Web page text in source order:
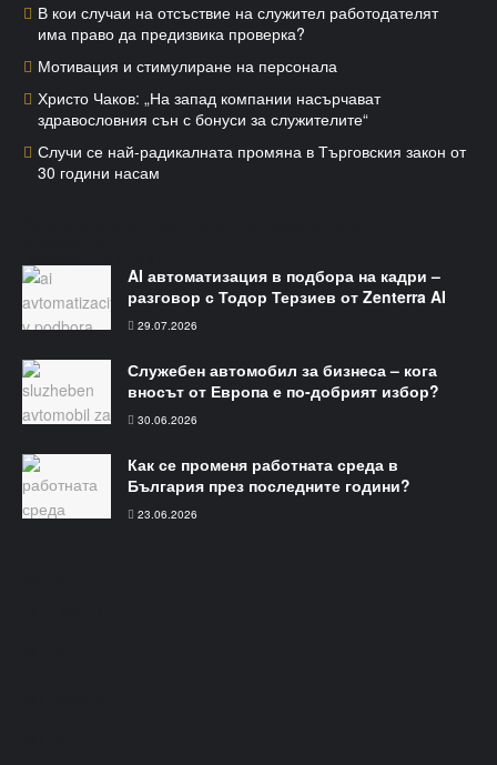
В кои случаи на отсъствие на служител работодателят
има право да предизвика проверка?
Мотивация и стимулиране на персонала
Христо Чаков: „На запад компании насърчават
здравословния сън с бонуси за служителите“
Случи се най-радикалната промяна в Търговския закон от
30 години насам
AI автоматизация в подбора на кадри –
разговор с Тодор Терзиев от Zenterra AI
29.07.2026
Служебен автомобил за бизнеса – кога
вносът от Европа е по-добрият избор?
30.06.2026
Как се променя работната среда в
България през последните години?
23.06.2026